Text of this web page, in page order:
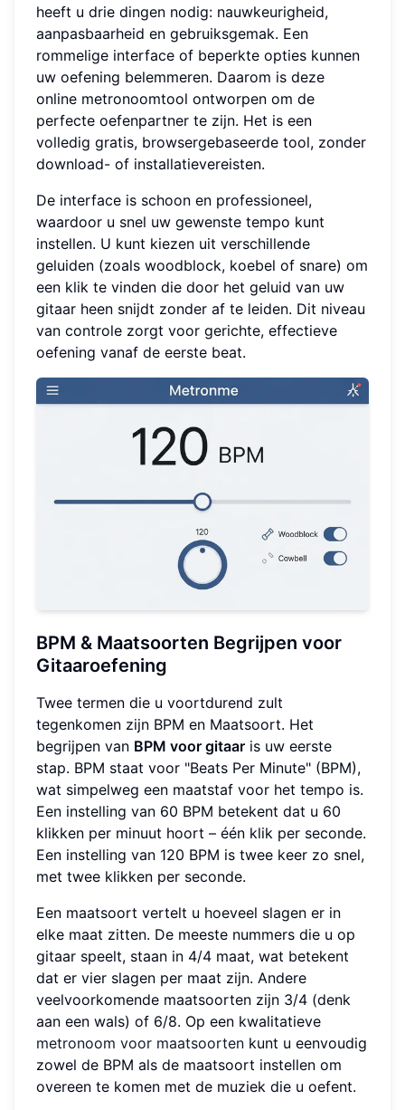
heeft u drie dingen nodig: nauwkeurigheid,
aanpasbaarheid en gebruiksgemak. Een
rommelige interface of beperkte opties kunnen
uw oefening belemmeren. Daarom is deze
online metronoomtool ontworpen om de
perfecte oefenpartner te zijn. Het is een
volledig gratis, browsergebaseerde tool, zonder
download- of installatievereisten.
De interface is schoon en professioneel,
waardoor u snel uw gewenste tempo kunt
instellen. U kunt kiezen uit verschillende
geluiden (zoals woodblock, koebel of snare) om
een klik te vinden die door het geluid van uw
gitaar heen snijdt zonder af te leiden. Dit niveau
van controle zorgt voor gerichte, effectieve
oefening vanaf de eerste beat.
BPM & Maatsoorten Begrijpen voor
Gitaaroefening
Twee termen die u voortdurend zult
tegenkomen zijn BPM en Maatsoort. Het
begrijpen van BPM voor gitaar is uw eerste
stap. BPM staat voor "Beats Per Minute" (BPM),
wat simpelweg een maatstaf voor het tempo is.
Een instelling van 60 BPM betekent dat u 60
klikken per minuut hoort – één klik per seconde.
Een instelling van 120 BPM is twee keer zo snel,
met twee klikken per seconde.
Een maatsoort vertelt u hoeveel slagen er in
elke maat zitten. De meeste nummers die u op
gitaar speelt, staan in 4/4 maat, wat betekent
dat er vier slagen per maat zijn. Andere
veelvoorkomende maatsoorten zijn 3/4 (denk
aan een wals) of 6/8. Op een kwalitatieve
metronoom voor maatsoorten kunt u eenvoudig
zowel de BPM als de maatsoort instellen om
overeen te komen met de muziek die u oefent.